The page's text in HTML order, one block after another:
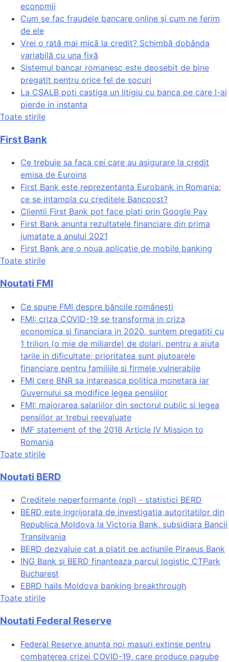
economii
Cum se fac fraudele bancare online și cum ne ferim
de ele
Vrei o rată mai mică la credit? Schimbă dobânda
variabilă cu una fixă
Sistemul bancar romanesc este deosebit de bine
pregatit pentru orice fel de socuri
La CSALB poti castiga un litigiu cu banca pe care l-ai
pierde in instanta
Toate stirile
First Bank
Ce trebuie sa faca cei care au asigurare la credit
emisa de Euroins
First Bank este reprezentanta Eurobank in Romania:
ce se intampla cu creditele Bancpost?
Clientii First Bank pot face plati prin Google Pay
First Bank anunta rezultatele financiare din prima
jumatate a anului 2021
First Bank are o noua aplicatie de mobile banking
Toate stirile
Noutati FMI
Ce spune FMI despre băncile românești
FMI: criza COVID-19 se transforma in criza
economica si financiara in 2020, suntem pregatiti cu
1 trilion (o mie de miliarde) de dolari, pentru a ajuta
tarile in dificultate; prioritatea sunt ajutoarele
financiare pentru familiile si firmele vulnerabile
FMI cere BNR sa intareasca politica monetara iar
Guvernului sa modifice legea pensiilor
FMI: majorarea salariilor din sectorul public si legea
pensiilor ar trebui reevaluate
IMF statement of the 2018 Article IV Mission to
Romania
Toate stirile
Noutati BERD
Creditele neperformante (npl) - statistici BERD
BERD este ingrijorata de investigatia autoritatilor din
Republica Moldova la Victoria Bank, subsidiara Bancii
Transilvania
BERD dezvaluie cat a platit pe actiunile Piraeus Bank
ING Bank si BERD finanteaza parcul logistic CTPark
Bucharest
EBRD hails Moldova banking breakthrough
Toate stirile
Noutati Federal Reserve
Federal Reserve anunta noi masuri extinse pentru
combaterea crizei COVID-19, care produce pagube